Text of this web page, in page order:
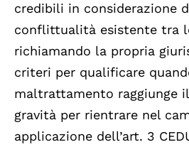
credibili in considerazione
conflittualità esistente tra
richiamando la propria
criteri per qualificare
maltrattamento raggiunge
gravità per rientrare nel
applicazione dell’art. 3